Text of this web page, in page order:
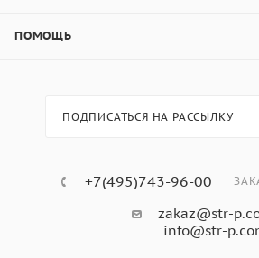
ПОМОЩЬ
ПОДПИСАТЬСЯ НА РАССЫЛКУ
+7(495)743-96-00
zakaz@str-
info@str-